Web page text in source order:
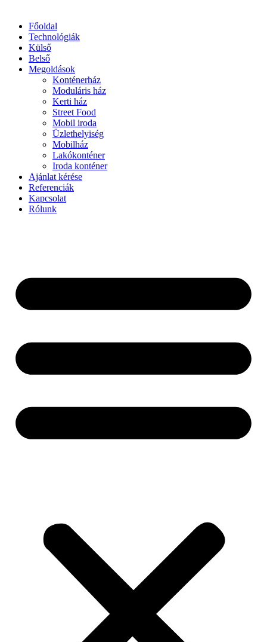
Főoldal
Technológiák
Külső
Belső
Megoldások
Konténerház
Moduláris ház
Kerti ház
Street Food
Mobil iroda
Üzlethelyiség
Mobilház
Lakókonténer
Iroda konténer
Ajánlat kérése
Referenciák
Kapcsolat
Rólunk